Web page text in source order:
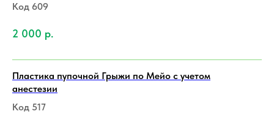
Код 609
2 000 р.
Пластика пупочной Грыжи по Мейо с учетом
анестезии
Код 517